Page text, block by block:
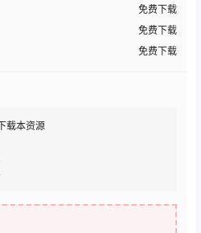
免费下载
免费下载
免费下载
载本资源